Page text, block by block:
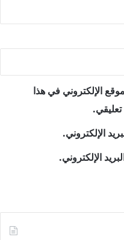
الإلكتروني في هذا
الإلكتروني.
الإلكتروني.